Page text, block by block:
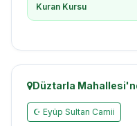
Kuran Kursu
Düztarla
☪ Eyüp Sultan Camii